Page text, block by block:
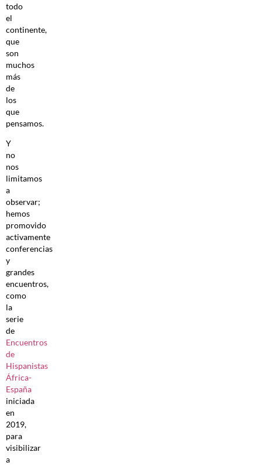
todo
el
continente,
que
son
muchos
más
de
los
que
pensamos.
Y
no
nos
limitamos
a
observar;
hemos
promovido
activamente
conferencias
y
grandes
encuentros,
como
la
serie
de
Encuentros
de
Hispanistas
África-
España
iniciada
en
2019,
para
visibilizar
a